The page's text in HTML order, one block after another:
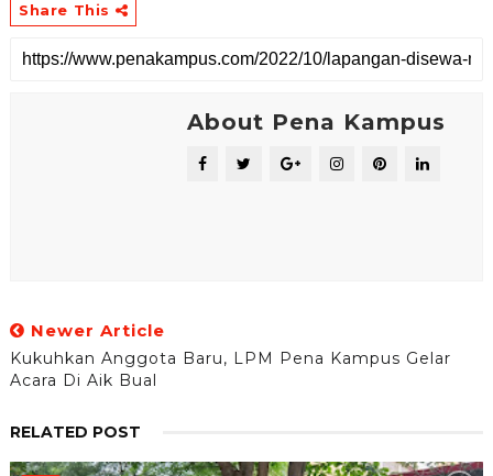
Share This
About Pena Kampus
Newer Article
Kukuhkan Anggota Baru, LPM Pena Kampus Gelar
Acara Di Aik Bual
RELATED POST